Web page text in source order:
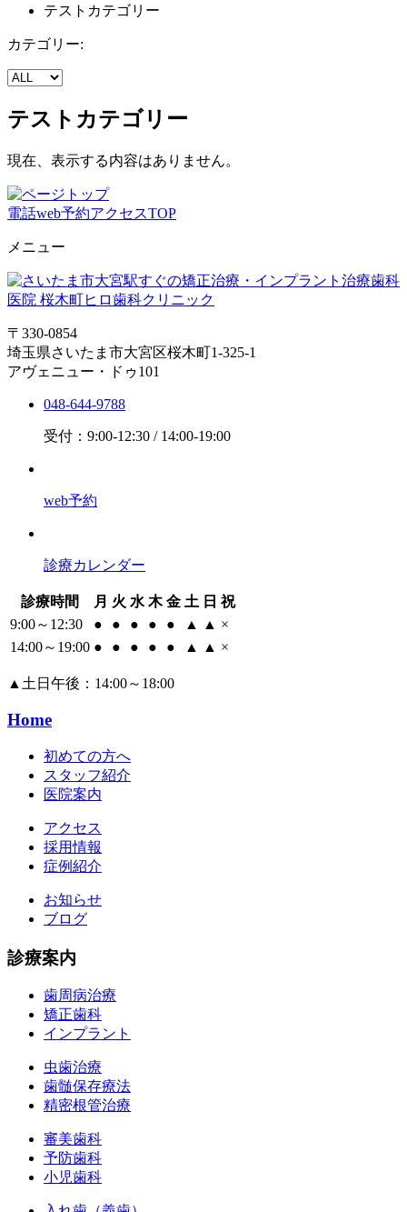
テストカテゴリー
カテゴリー:
テストカテゴリー
現在、表示する内容はありません。
電話web予約アクセスTOP
メニュー
〒330-0854
埼玉県さいたま市大宮区桜木町1-325-1
アヴェニュー・ドゥ101
048-644-9788
受付：9:00-12:30 / 14:00-19:00
web予約
診療カレンダー
診療時間 月 火 水 木 金 土 日 祝
9:00～12:30
● ● ● ● ● ▲ ▲ ×
14:00～19:00 ● ● ● ● ● ▲ ▲ ×
▲ 土日午後：14:00～18:00
Home
初めての方へ
スタッフ紹介
医院案内
アクセス
採用情報
症例紹介
お知らせ
ブログ
診療案内
歯周病治療
矯正歯科
インプラント
虫歯治療
歯髄保存療法
精密根管治療
審美歯科
予防歯科
小児歯科